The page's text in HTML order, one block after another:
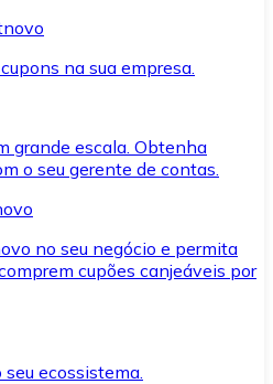
na sua empresa.
grande escala. Obtenha
o seu gerente de contas.
no seu negócio e permita
cupões canjeáveis por
ecossistema.